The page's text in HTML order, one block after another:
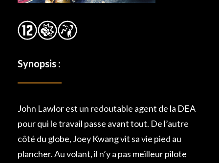
Synopsis :
John Lawlor est un redoutable agent de la DEA
pour qui le travail passe avant tout. De l’autre
côté du globe, Joey Kwang vit sa vie pied au
plancher. Au volant, il n’y a pas meilleur pilote